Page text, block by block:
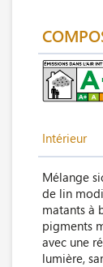
Intérieur
Mélange
de lin
matants à
pigments
avec une
lumière,